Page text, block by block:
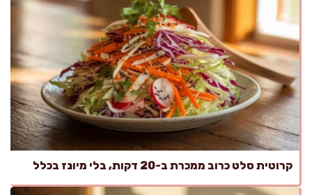
קרוטית סלט כרוב ממכרת ב-20 דקות, בלי מיונז בכלל